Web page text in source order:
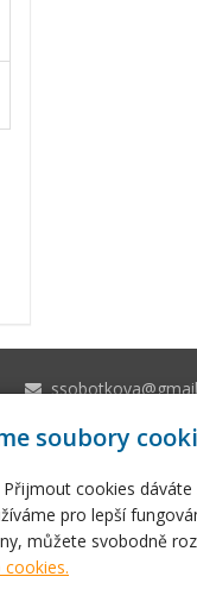
soubory
cookies
pro lepší
můžete svobodně
cookies.